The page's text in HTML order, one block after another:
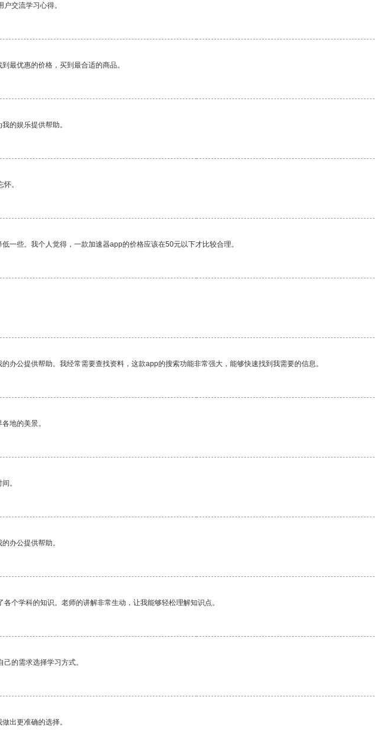
交流学习心得。
最优惠的价格，买到最合适的商品。
的娱乐提供帮助。
。
一些。我个人觉得，一款加速器app的价格应该在50元以下才比较合理。
办公提供帮助。我经常需要查找资料，这款app的搜索功能非常强大，能够快速找到我需要的信息。
地的美景。
。
办公提供帮助。
个学科的知识。老师的讲解非常生动，让我能够轻松理解知识点。
的需求选择学习方式。
出更准确的选择。